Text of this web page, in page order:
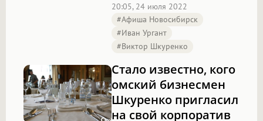
20:05, 24 июля 2022
#Афиша Новосибирск
#Иван Ургант
#Виктор Шкуренко
Стало известно, кого
омский бизнесмен
Шкуренко пригласил
на свой корпоратив